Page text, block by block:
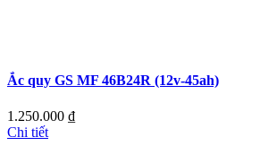
Ắc quy GS MF 46B24R (12v-45ah)
1.250.000 ₫
Chi tiết